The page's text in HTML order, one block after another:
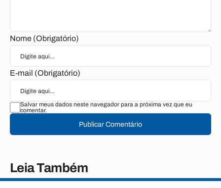
Nome (Obrigatório)
E-mail (Obrigatório)
Salvar meus dados neste navegador para a próxima vez que eu
comentar.
Publicar Comentário
Leia Também